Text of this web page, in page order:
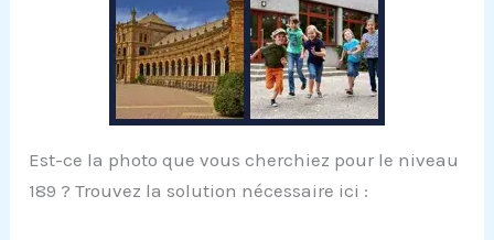
Est-ce la photo que vous cherchiez pour le niveau
189 ? Trouvez la solution nécessaire ici :